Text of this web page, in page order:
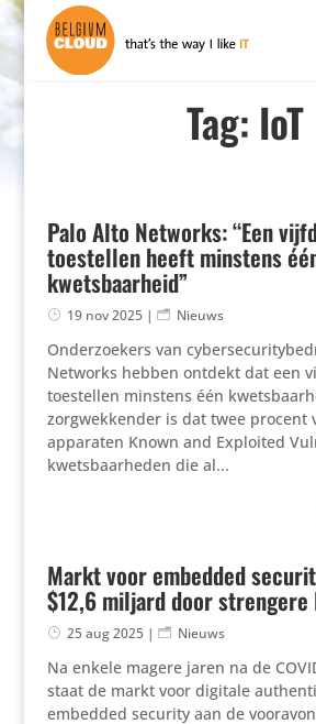
Tag: IoT
Palo Alto Networks: “Een
toestellen heeft minstens
kwetsbaarheid”
19 nov 2025| Nieuws
Onderzoekers van
Networks hebben ontdekt dat een
toestellen minstens één
zorgwekkender is dat twee procent
apparaten Known and Exploited
kwetsbaarheden die al...
Markt voor embedded
$12,6 miljard door strengere
25 aug 2025| Nieuws
Na enkele magere jaren na de
staat de markt voor digitale
embedded security aan de